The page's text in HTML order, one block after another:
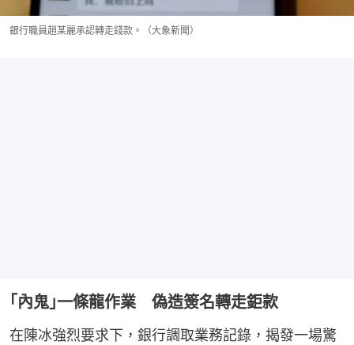
銀行職員趙某麗承認轉走錢款。（大象新聞）
｢內鬼｣一條龍作業 偽造簽名轉走鉅款
在陳冰強烈要求下，銀行調取業務記錄，揭發一場驚